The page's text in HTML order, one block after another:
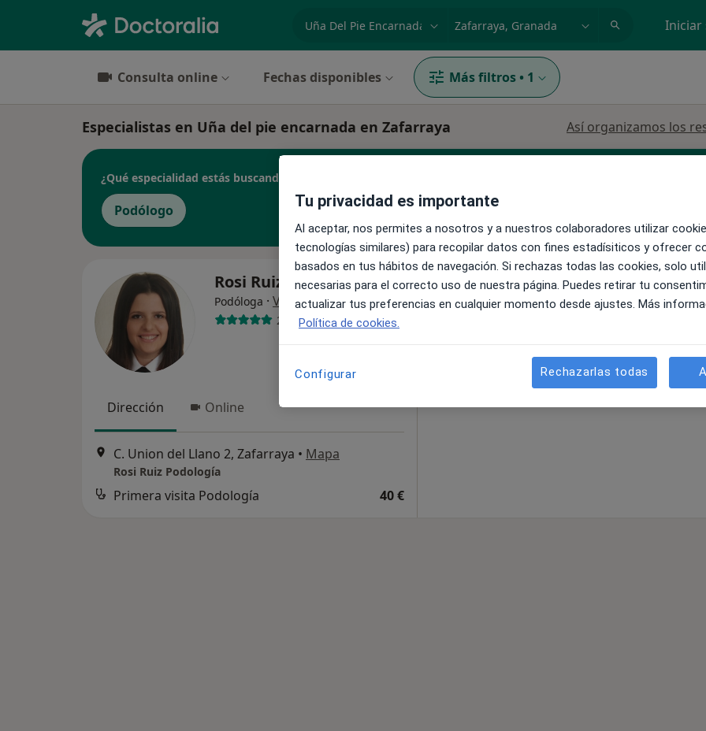
Iniciar
Consulta online Fechas disponibles Más filtros • 1
Especialistas en Uña del pie encarnada en Zafarraya Así organizamos los
¿Qué especialidad estás buscando?
Podólogo
Rosi Ruiz Jiménez
Podóloga · Ver más
266 opiniones
Dirección Online
C. Union del Llano 2, Zafarraya • Mapa
Rosi Ruiz Podología
Primera visita Podología 40 €
La reserva de cita online no está
Ver teléfono
Tu privacidad es importante
Al aceptar, nos permites a nosotros y a nuestros colaboradores utilizar
tecnologías similares) para recopilar datos con fines estadísiticos y ofrecer
basados en tus hábitos de navegación. Si rechazas todas las cookies, solo
necesarias para el correcto uso de nuestra página. Puedes retirar tu
actualizar tus preferencias en cualquier momento desde ajustes. Más
Política de cookies.
Configurar Rechazarlas todas